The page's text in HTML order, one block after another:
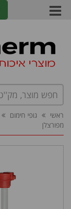
ראשי גופי חימום
מפורצלן